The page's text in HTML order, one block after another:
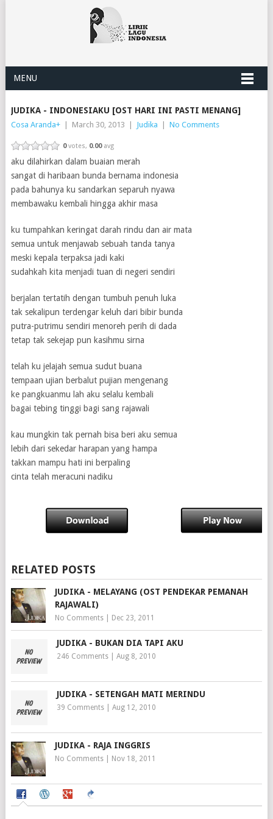
MENU
JUDIKA - INDONESIAKU [OST HARI INI PASTI MENANG]
Cosa Aranda+ March 30, 2013 Judika No Comments
0votes, 0.00avg
aku dilahirkan dalam buaian merah
sangat di haribaan bunda bernama indonesia
pada bahunya ku sandarkan separuh nyawa
membawaku kembali hingga akhir masa
ku tumpahkan keringat darah rindu dan air mata
semua untuk menjawab sebuah tanda tanya
meski kepala terpaksa jadi kaki
sudahkah kita menjadi tuan di negeri sendiri
berjalan tertatih dengan tumbuh penuh luka
tak sekalipun terdengar keluh dari bibir bunda
putra-putrimu sendiri menoreh perih di dada
tetap tak sekejap pun kasihmu sirna
telah ku jelajah semua sudut buana
tempaan ujian berbalut pujian mengenang
ke pangkuanmu lah aku selalu kembali
bagai tebing tinggi bagi sang rajawali
kau mungkin tak pernah bisa beri aku semua
lebih dari sekedar harapan yang hampa
takkan mampu hati ini berpaling
cinta telah meracuni nadiku
RELATED POSTS
JUDIKA - MELAYANG (OST PENDEKAR PEMANAH
RAJAWALI)
No Comments| Dec 23, 2011
JUDIKA - BUKAN DIA TAPI AKU
246 Comments| Aug 8, 2010
JUDIKA - SETENGAH MATI MERINDU
39 Comments| Aug 12, 2010
JUDIKA - RAJA INGGRIS
No Comments| Nov 18, 2011